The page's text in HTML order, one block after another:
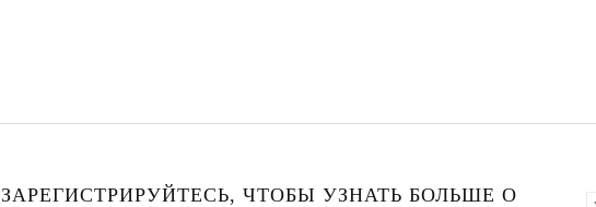
ЗАРЕГИСТРИРУЙТЕСЬ, ЧТОБЫ УЗНАТЬ БОЛЬШЕ О